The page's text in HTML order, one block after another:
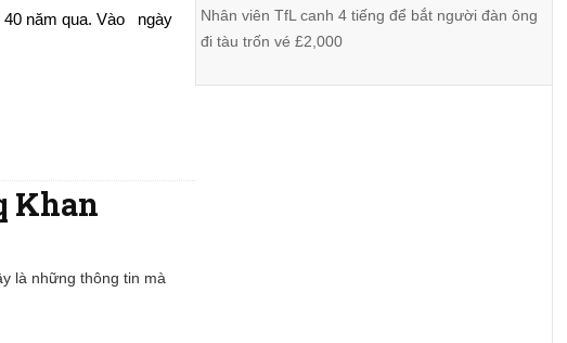
năm qua. Vào   ngày
Khan
là những thông tin mà
Nhân viên TfL canh 4 tiếng để bắt người đàn ông
đi tàu trốn vé £2,000